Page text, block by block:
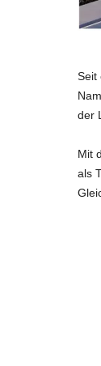
Seit
der
Mit
als